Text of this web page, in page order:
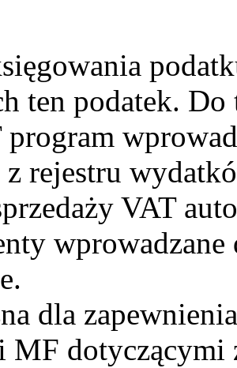
ten podatek.
rejestru
VAT
wprowadzane
dla zapewnienia
MF dotyczącymi